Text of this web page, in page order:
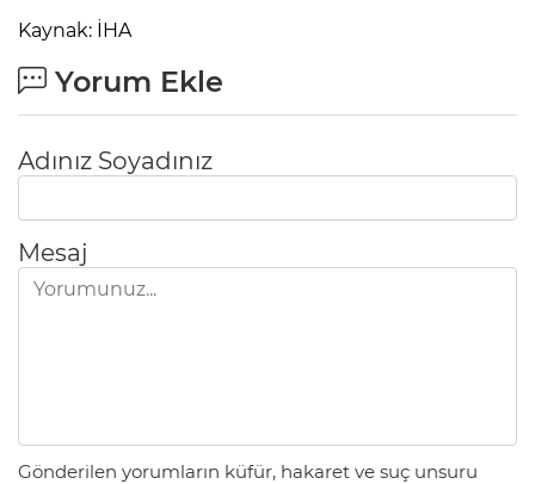
Kaynak: İHA
Yorum Ekle
Adınız Soyadınız
Mesaj
Gönderilen yorumların küfür, hakaret ve suç unsuru